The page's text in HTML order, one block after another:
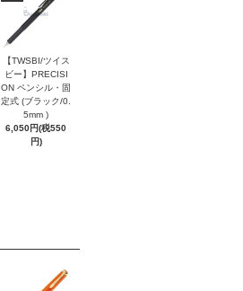
【TWSBI/ツイス
ビー】PRECISI
ON ペンシル・固
定式 (ブラック/0.
5mm )
6,050円(税550
円)